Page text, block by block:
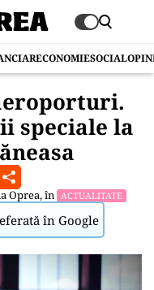
ECONOMIESOCIAL
speciale la
Oprea, în ACTUALITATE
în Google